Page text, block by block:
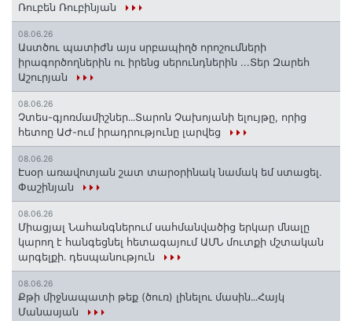
Ռուբեն Ռուբինյան
08.06.26
Աստծու պատիժն այս սրբապիղծ որոշումների
իրագործողներին ու իրենց սերունդներին ...Տեր Զարեհ
Աշուրյան
08.06.26
Չտես-գյոռմամիշներ․․․Տարոն Չախոյանի ելույթը, որից
հետոը ԱԺ-ում իրադրությունը լարվեց
08.06.26
Էսօր առավոտյան շատ տարօրինակ նամակ եմ ստացել.
Փաշինյան
08.06.26
Միացյալ Նահանգներում սահմանվածից երկար մնալը
կարող է հանգեցնել հետագայում ԱՄՆ մուտքի մշտական
արգելքի․ դեսպանություն
08.06.26
Քթի միջնապատի թեք (ծուռ) լինելու մասին․․․Հայկ
Մանասյան